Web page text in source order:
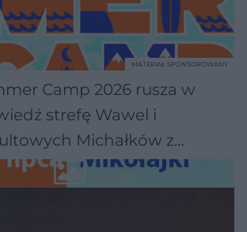
Camp 2026 rusza w
strefę Wawel i
Michałków z
MATERIAŁ SPONSOROWANY